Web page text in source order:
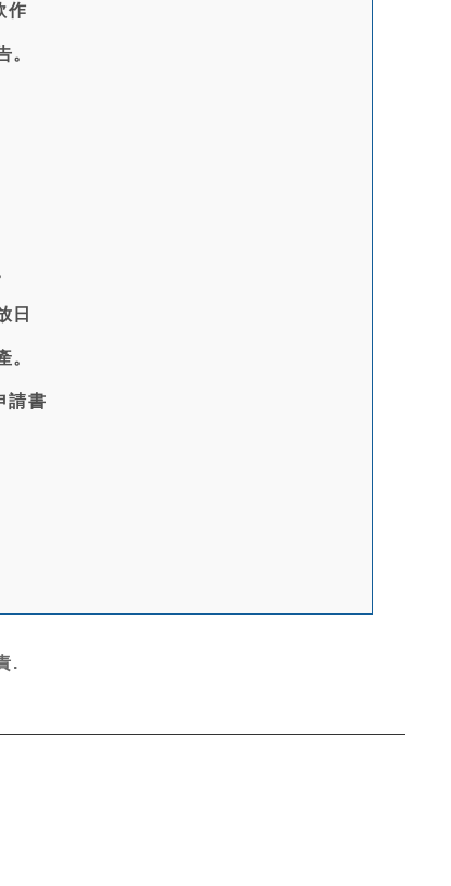
作
。
日
。
請書
.